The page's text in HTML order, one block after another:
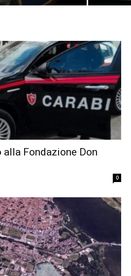
alla Fondazione Don
0